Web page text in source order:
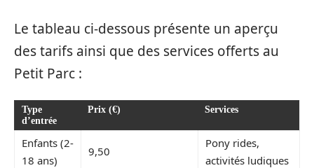
Le tableau ci-dessous présente un aperçu
des tarifs ainsi que des services offerts au
Petit Parc :
Type
d’entrée
Prix (€) Services
Enfants (2-
18 ans)
9,50
Pony rides,
activités ludiques